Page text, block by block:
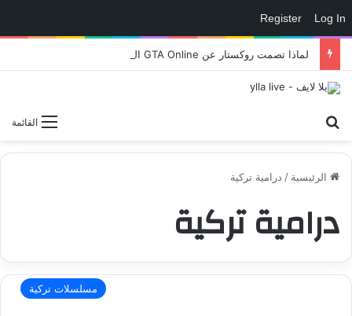
Log In
Register
القائمة
الرئيسية / درامية تركية
درامية تركية
مسلسلات تركية